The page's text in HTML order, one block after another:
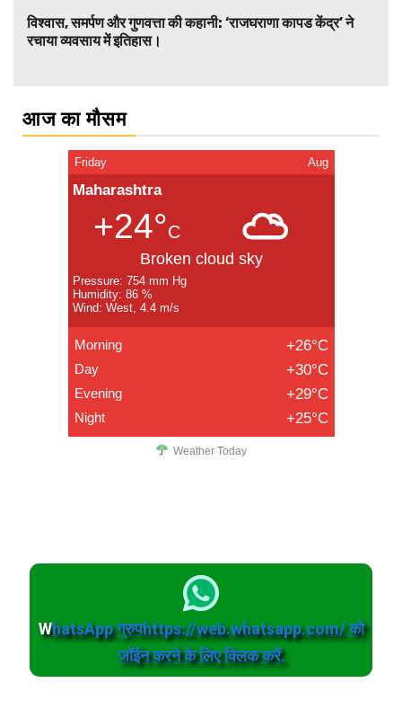
विश्वास, समर्पण और गुणवत्ता की कहानी: ‘राजघराणा कापड केंद्र’ ने
रचाया व्यवसाय में इतिहास।
आज का मौसम
Friday Aug
Maharashtra
+24°C
Broken cloud sky
Pressure: 754 mm Hg
Humidity: 86 %
Wind: West, 4.4 m/s
Morning +26°C
Day +30°C
Evening +29°C
Night +25°C
Weather Today
WhatsApp ग्रुपhttps://web.whatsapp.com/ को
जॉईन करने के लिए क्लिक करें.